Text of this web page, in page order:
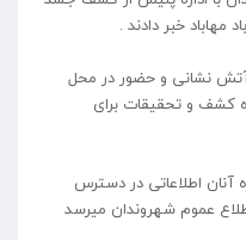
خبر دادند .
آتش نشانی و حضور در محل
کشف و تحقیقات برای
آنان اطلاعاتی در دسترس
عموم شهروندان میرسد